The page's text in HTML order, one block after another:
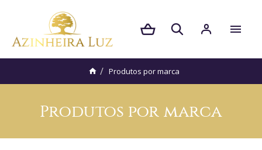
Produtos por marca
Produtos por marca